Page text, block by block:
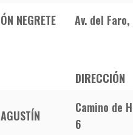
NEGRETE
Av. del Faro,
DIRECCIÓN
Camino de
6